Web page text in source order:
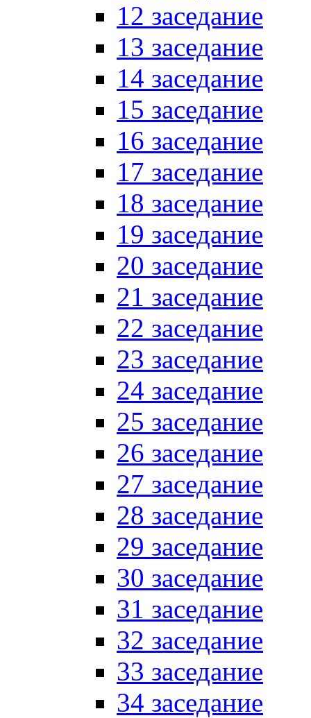
12 заседание
13 заседание
14 заседание
15 заседание
16 заседание
17 заседание
18 заседание
19 заседание
20 заседание
21 заседание
22 заседание
23 заседание
24 заседание
25 заседание
26 заседание
27 заседание
28 заседание
29 заседание
30 заседание
31 заседание
32 заседание
33 заседание
34 заседание